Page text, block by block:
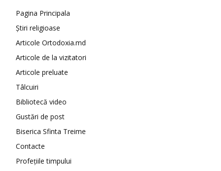
Pagina Principala
Știri religioase
Articole Ortodoxia.md
Articole de la vizitatori
Articole preluate
Tâlcuiri
Bibliotecă video
Gustări de post
Biserica Sfinta Treime
Contacte
Profețiile timpului